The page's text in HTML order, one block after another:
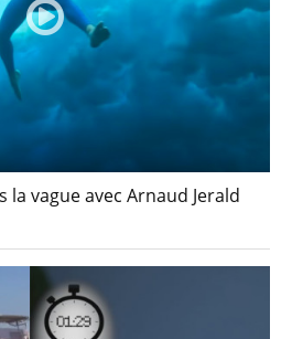
la vague avec Arnaud Jerald